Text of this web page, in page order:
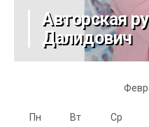
Авторская
Далидович
Пн Вт Ср